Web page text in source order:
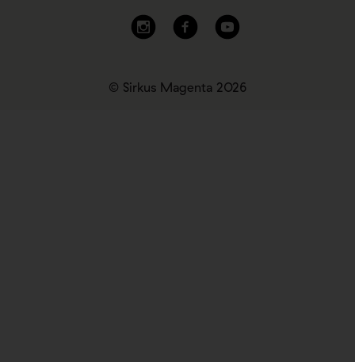
© Sirkus Magenta 2026